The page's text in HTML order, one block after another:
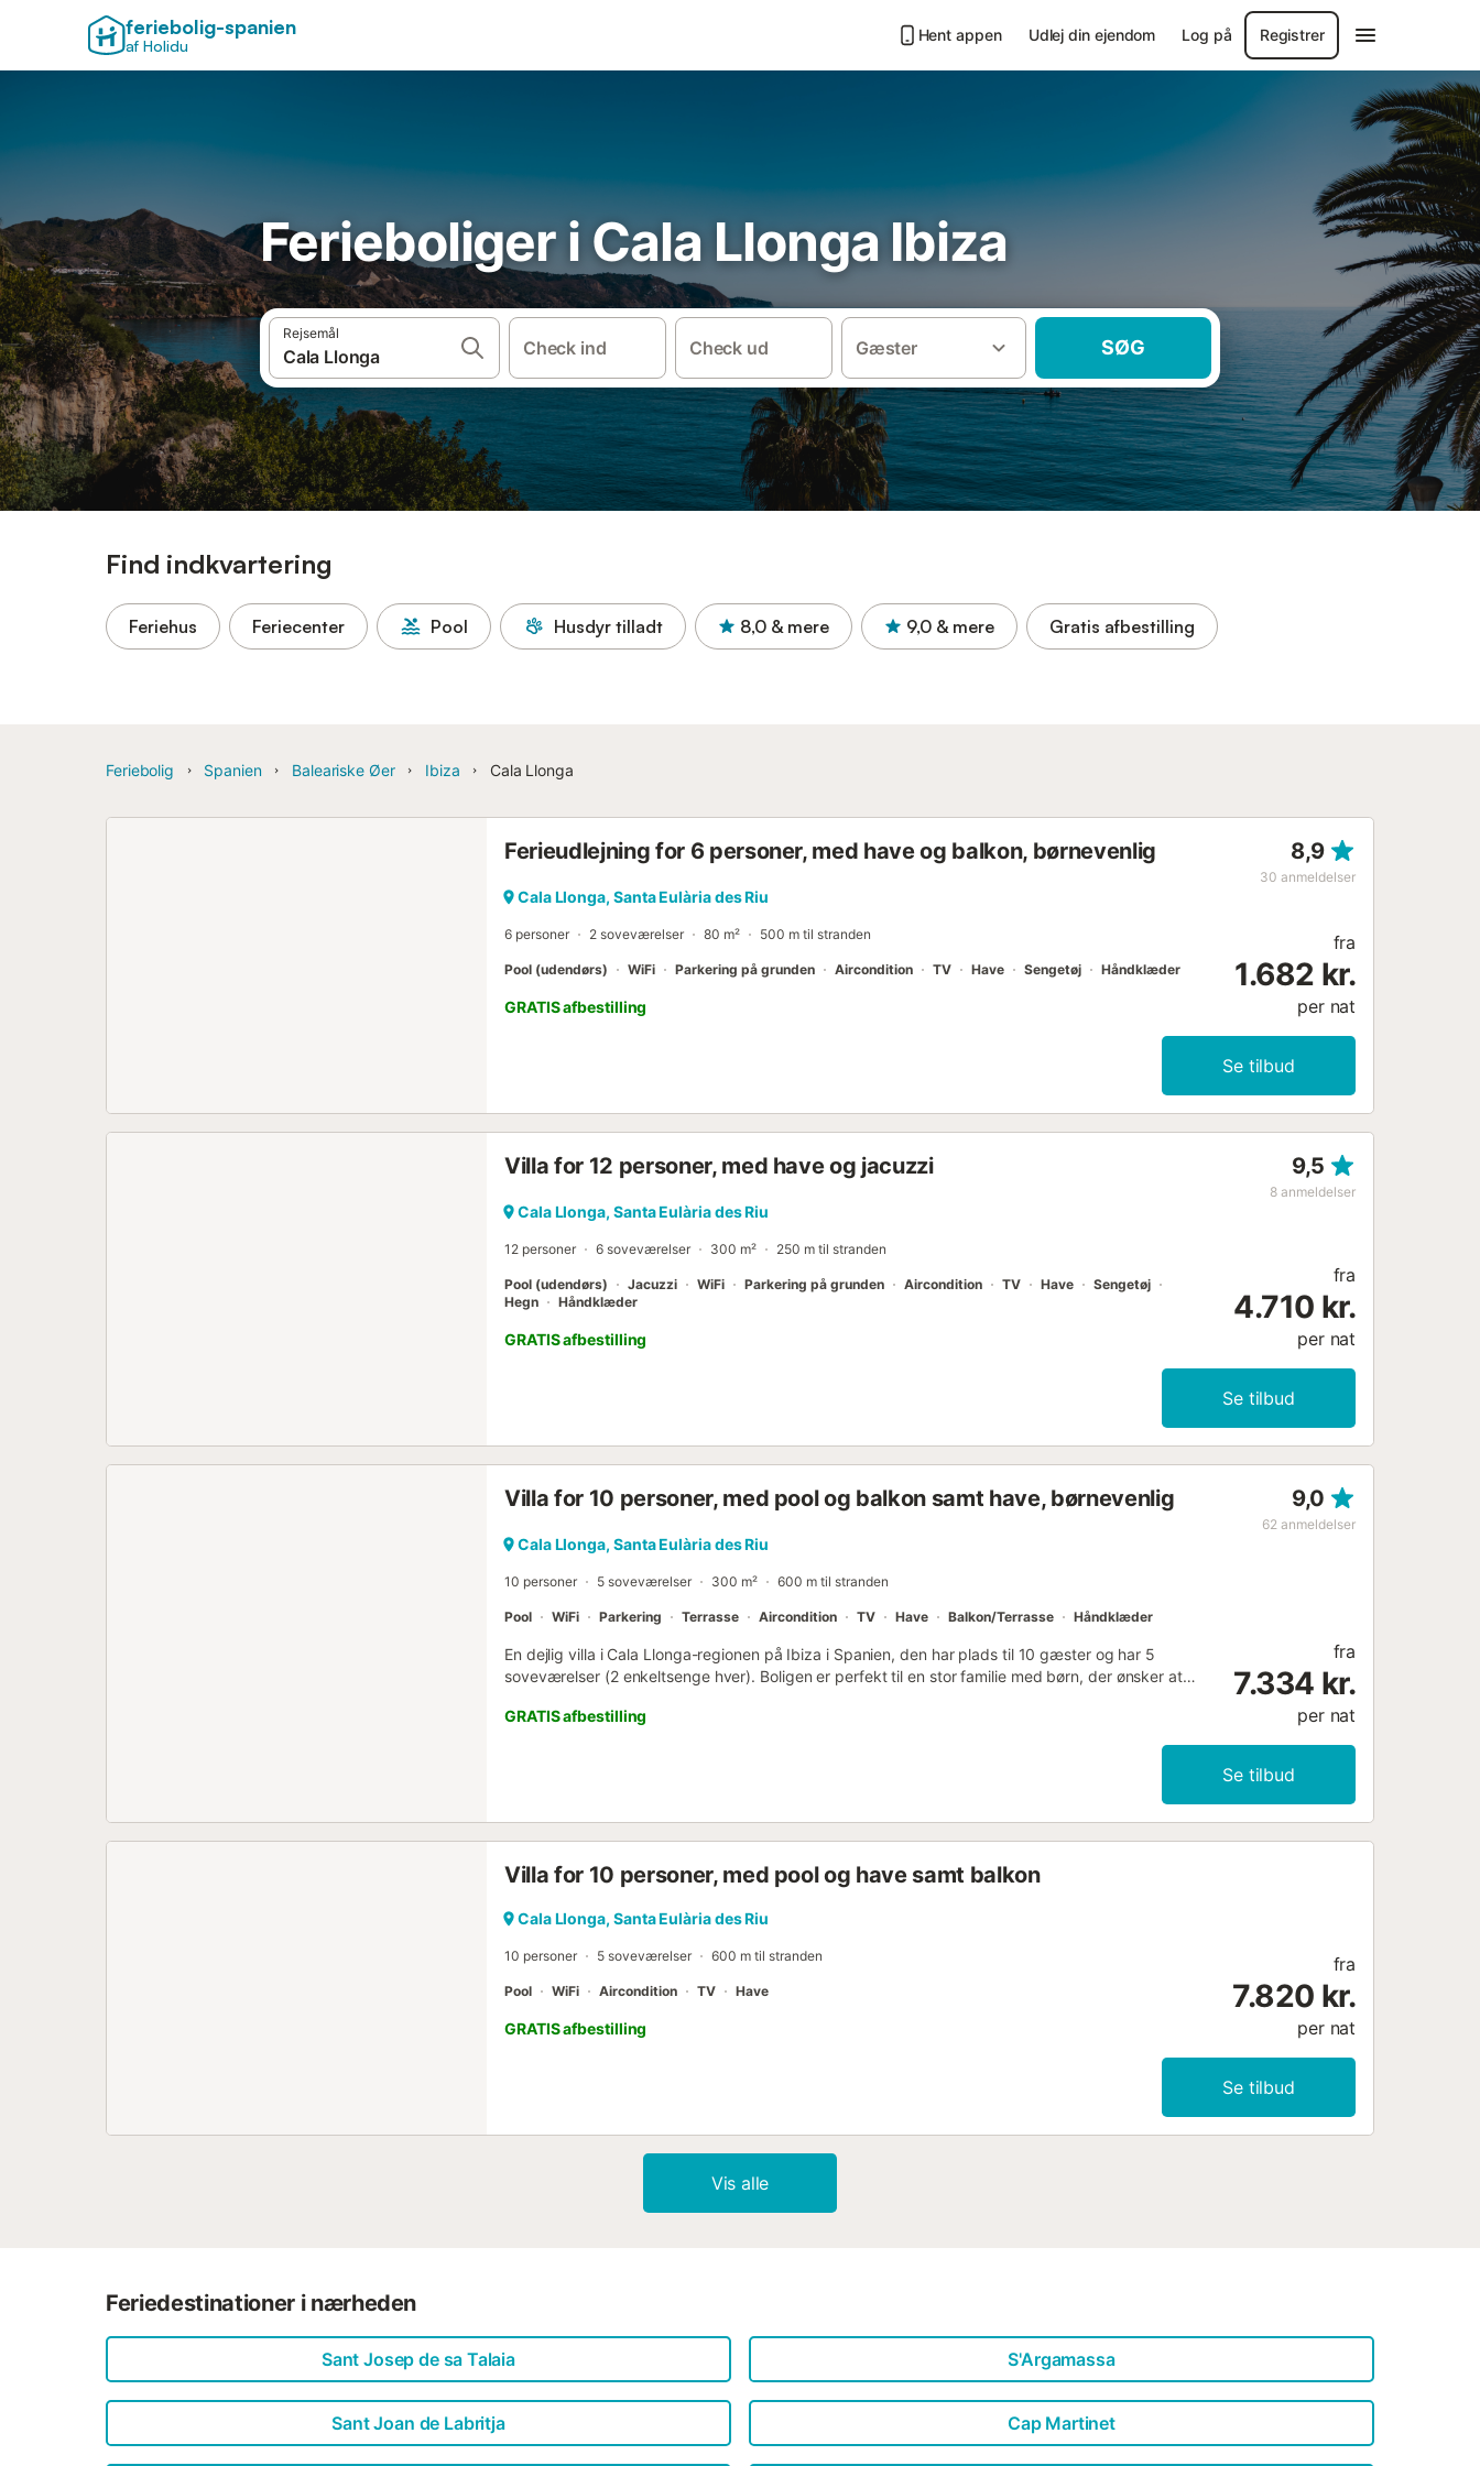
feriebolig-spanien
af Holidu
Hent appen Udlej din ejendom Log på Registrer
Ferieboliger i Cala Llonga Ibiza
Rejsemål
Check ind Check ud Gæster SØG
Find indkvartering
Feriehus Feriecenter Pool Husdyr tilladt 8,0 & mere 9,0 & mere Gratis afbestilling
Feriebolig Spanien Baleariske Øer Ibiza Cala Llonga
Ferieudlejning for 6 personer, med have og balkon, børnevenlig 8,9
30 anmeldelser
Cala Llonga, Santa Eulària des Riu
6 personer 2 soveværelser 80 m² 500 m til stranden
Pool (udendørs) WiFi Parkering på grunden Aircondition TV Have Sengetøj Håndklæder
GRATIS afbestilling
fra
1.682 kr.
per nat
Se tilbud
Villa for 12 personer, med have og jacuzzi 9,5
8 anmeldelser
Cala Llonga, Santa Eulària des Riu
12 personer 6 soveværelser 300 m² 250 m til stranden
Pool (udendørs) Jacuzzi WiFi Parkering på grunden Aircondition TV Have
Sengetøj
Hegn
Håndklæder
GRATIS afbestilling
fra
4.710 kr.
per nat
Se tilbud
Villa for 10 personer, med pool og balkon samt have, børnevenlig 9,0
62 anmeldelser
Cala Llonga, Santa Eulària des Riu
10 personer 5 soveværelser 300 m² 600 m til stranden
Pool WiFi Parkering Terrasse Aircondition TV Have Balkon/Terrasse Håndklæder
En dejlig villa i Cala Llonga-regionen på Ibiza i Spanien, den har plads til 10 gæster og har 5
soveværelser (2 enkeltsenge hver). Boligen er perfekt til en stor familie med børn, der ønsker at
langt væk. Dette er et dejligt sted for aktiviteter, mad og spisning. Huset har en overdækket
terrasse med chaiselong og en fantastisk udsigt. Det en-suite badeværelse har et dobbelt badekar
GRATIS afbestilling
fra
7.334 kr.
per nat
Se tilbud
Villa for 10 personer, med pool og have samt balkon
Cala Llonga, Santa Eulària des Riu
10 personer 5 soveværelser 600 m til stranden
Pool WiFi Aircondition TV Have
GRATIS afbestilling
fra
7.820 kr.
per nat
Se tilbud
Vis alle
Feriedestinationer i nærheden
Sant Josep de sa Talaia S'Argamassa
Sant Joan de Labritja Cap Martinet